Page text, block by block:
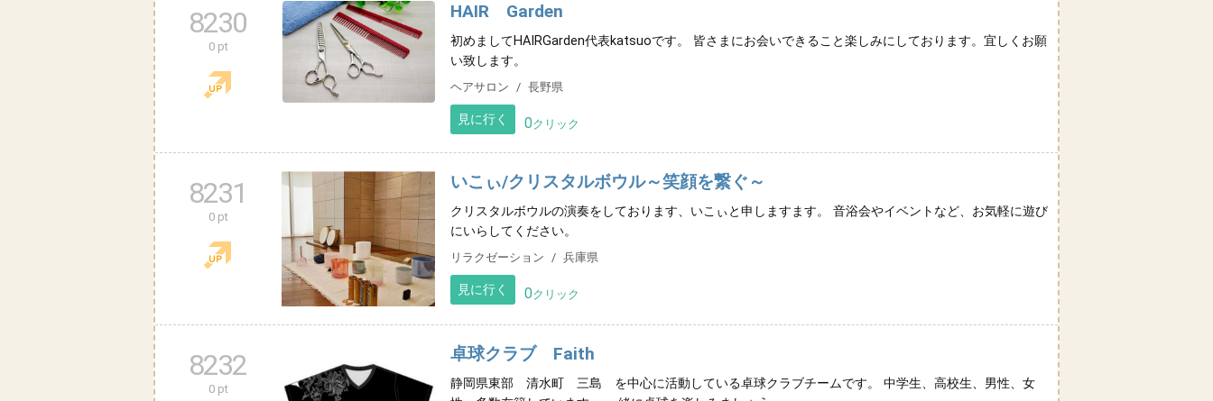
8230
0 pt
HAIR Garden
初めましてHAIRGarden代表katsuoです。 皆さまにお会いできること楽しみにしております。宜しくお願
い致します。
ヘアサロン 長野県
見に行く 0クリック
8231
0 pt
いこぃ/クリスタルボウル～笑顔を繋ぐ～
クリスタルボウルの演奏をしております、いこぃと申しますます。 音浴会やイベントなど、お気軽に遊び
にいらしてください。
リラクゼーション 兵庫県
見に行く 0クリック
8232
0 pt
卓球クラブ Faith
静岡県東部 清水町 三島 を中心に活動している卓球クラブチームです。 中学生、高校生、男性、女